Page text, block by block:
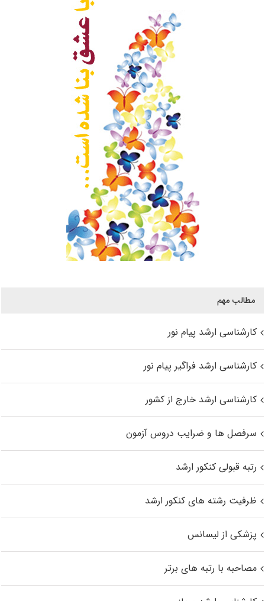
مطالب مهم
کارشناسی ارشد پیام نور
کارشناسی ارشد فراگیر پیام نور
کارشناسی ارشد خارج از کشور
سرفصل ها و ضرایب دروس آزمون
رتبه قبولی کنکور ارشد
ظرفیت رشته های کنکور ارشد
پزشکی از لیسانس
مصاحبه با رتبه های برتر